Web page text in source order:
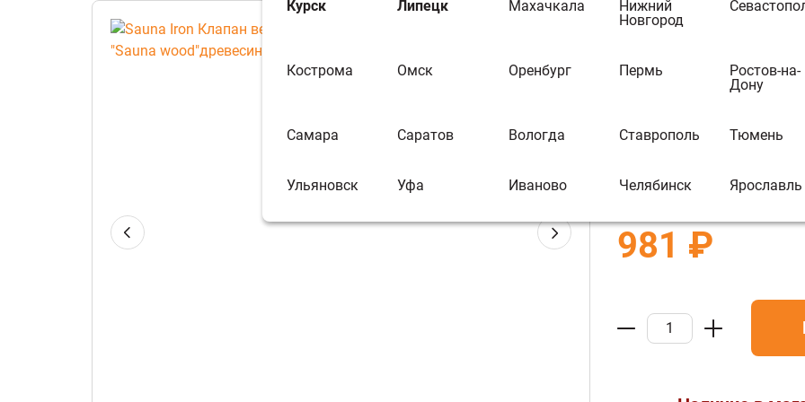
Курск Липецк Махачкала
Нижний
Новгород
Кострома Омск Оренбург Пермь
Ростов-на-
Дону
Самара Саратов Вологда Ставрополь Тюмень
Ульяновск Уфа Иваново Челябинск Ярославль
Sauna Iron
"Sauna
В избранное
Артикул :О014698
981 ₽